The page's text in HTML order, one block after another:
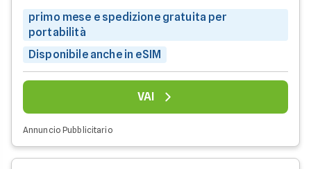
primo mese e spedizione gratuita per
portabilità
Disponibile anche in eSIM
VAI
Annuncio Pubblicitario